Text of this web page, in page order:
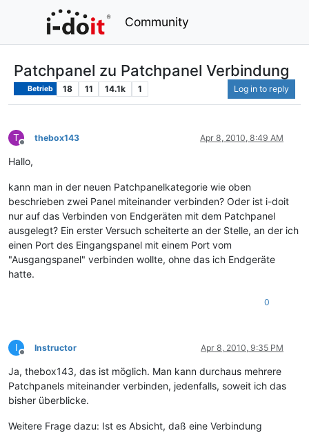
Community
Patchpanel zu Patchpanel Verbindung
Betrieb 18 11 14.1k 1 Log in to reply
T
Offline
thebox143 Apr 8, 2010, 8:49 AM
Hallo,
kann man in der neuen Patchpanelkategorie wie oben
beschrieben zwei Panel miteinander verbinden? Oder ist i-doit
nur auf das Verbinden von Endgeräten mit dem Patchpanel
ausgelegt? Ein erster Versuch scheiterte an der Stelle, an der ich
einen Port des Eingangspanel mit einem Port vom
"Ausgangspanel" verbinden wollte, ohne das ich Endgeräte
hatte.
0
I
Offline
Instructor Apr 8, 2010, 9:35 PM
Ja, thebox143, das ist möglich. Man kann durchaus mehrere
Patchpanels miteinander verbinden, jedenfalls, soweit ich das
bisher überblicke.
Weitere Frage dazu: Ist es Absicht, daß eine Verbindung